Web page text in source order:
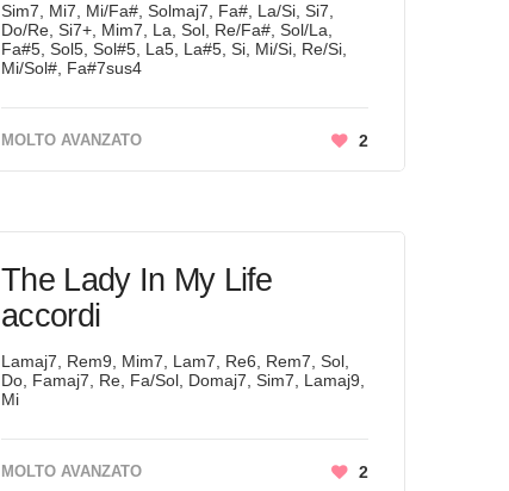
Sim7, Mi7, Mi/Fa#, Solmaj7, Fa#, La/Si, Si7,
Do/Re, Si7+, Mim7, La, Sol, Re/Fa#, Sol/La,
Fa#5, Sol5, Sol#5, La5, La#5, Si, Mi/Si, Re/Si,
Mi/Sol#, Fa#7sus4
MOLTO AVANZATO 2
The Lady In My Life
accordi
Lamaj7, Rem9, Mim7, Lam7, Re6, Rem7, Sol,
Do, Famaj7, Re, Fa/Sol, Domaj7, Sim7, Lamaj9,
Mi
MOLTO AVANZATO 2